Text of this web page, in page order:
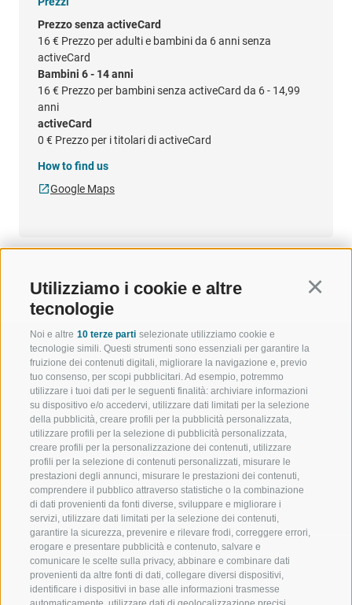
Utilizziamo i cookie e altre
tecnologie
Noi e altre 10 terze parti selezionate utilizziamo cookie e
tecnologie simili. Questi strumenti sono essenziali per garantire la
fruizione dei contenuti digitali, migliorare la navigazione e, previo
tuo consenso, per scopi pubblicitari. Ad esempio, potremmo
utilizzare i tuoi dati per le seguenti finalità: archiviare informazioni
su dispositivo e/o accedervi, utilizzare dati limitati per la selezione
della pubblicità, creare profili per la pubblicità personalizzata,
utilizzare profili per la selezione di pubblicità personalizzata,
creare profili per la personalizzazione dei contenuti, utilizzare
profili per la selezione di contenuti personalizzati, misurare le
prestazioni degli annunci, misurare le prestazioni dei contenuti,
comprendere il pubblico attraverso statistiche o la combinazione
di dati provenienti da fonti diverse, sviluppare e migliorare i
servizi, utilizzare dati limitati per la selezione dei contenuti,
garantire la sicurezza, prevenire e rilevare frodi, correggere errori,
erogare e presentare pubblicità e contenuto, salvare e
comunicare le scelte sulla privacy, abbinare e combinare dati
provenienti da altre fonti di dati, collegare diversi dispositivi,
identificare i dispositivi in base alle informazioni trasmesse
Prezzo senza activeCard
16 € Prezzo per adulti e bambini da 6 anni senza
activeCard
Bambini 6 - 14 anni
16 € Prezzo per bambini senza activeCard da 6 - 14,99
anni
activeCard
0 € Prezzo per i titolari di activeCard
How to find us
Google Maps
BENVENUTI NELLA REGIONE
TURISTICA DI RACINES
VAL GIOVO
VAL RACINES
VAL RIDANNA
IMPIANTI DI RISALITA
SCUOLA DI SCI RACINES
SPORT E
MOMENTI
SCIARE
ESCURSIONI
ALTA
BIKE
FONDO